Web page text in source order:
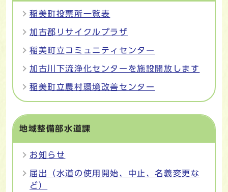
稲美町投票所一覧表
加古郡リサイクルプラザ
稲美町立コミュニティセンター
加古川下流浄化センターを施設開放します
稲美町立農村環境改善センター
地域整備部水道課
お知らせ
届出（水道の使用開始、中止、名義変更な
ど）